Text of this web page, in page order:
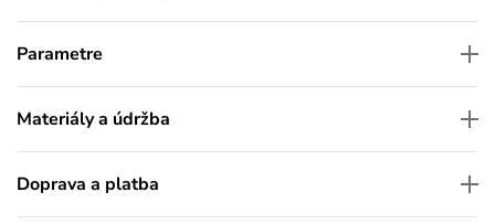
Parametre
Materiály a údržba
Doprava a platba